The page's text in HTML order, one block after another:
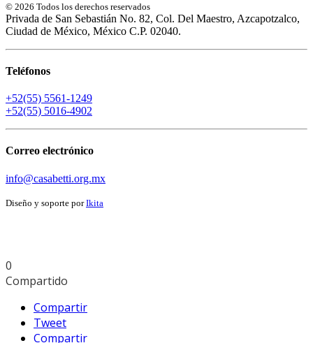
© 2026 Todos los derechos reservados
Privada de San Sebastián No. 82, Col. Del Maestro, Azcapotzalco,
Ciudad de México, México C.P. 02040.
Teléfonos
+52(55) 5561-1249
+52(55) 5016-4902
Correo electrónico
info@casabetti.org.mx
Diseño y soporte porIkita
0
Compartido
Compartir
Tweet
Compartir